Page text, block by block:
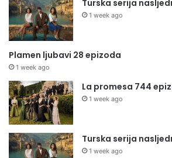
Turska serija
1 week ago
Plamen ljubavi 28 epizoda
1 week ago
La promesa 744
1 week ago
Turska serija
1 week ago